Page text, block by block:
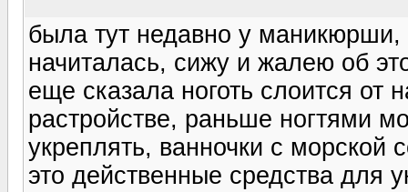
была тут недавно у
начиталась, сижу и жалею об
еще сказала ноготь слоится
растройстве, раньше ногтями
укреплять, ванночки с морской
это действенные средства для